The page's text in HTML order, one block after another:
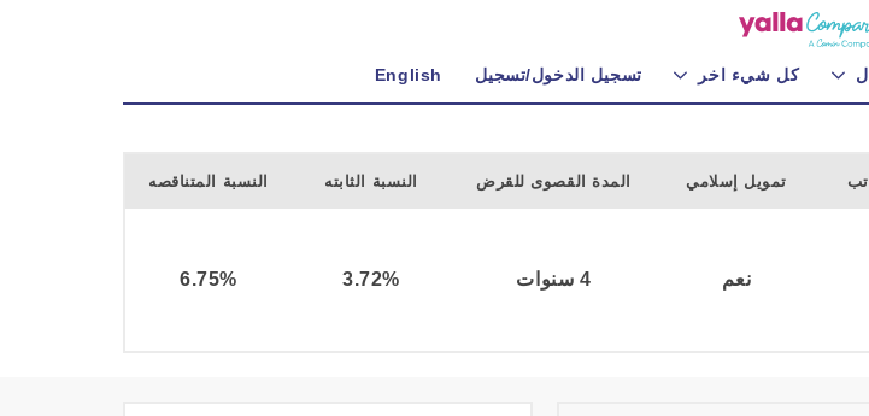
كل شيء اخر تسجيل الدخول/تسجيل English
تمويل إسلامي المدة القصوى للقرض النسبة الثابته النسبة المتناقصه
نعم 4 سنوات 3.72%
6.75%